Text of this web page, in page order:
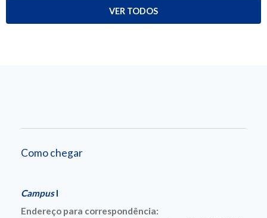
VER TODOS
Como chegar
CampusI
Endereço para correspondência: